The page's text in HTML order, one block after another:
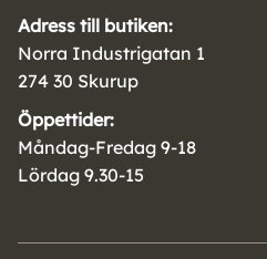
Adress till butiken:
Norra Industrigatan 1
274 30 Skurup
Öppettider:
Måndag-Fredag 9-18
Lördag 9.30-15